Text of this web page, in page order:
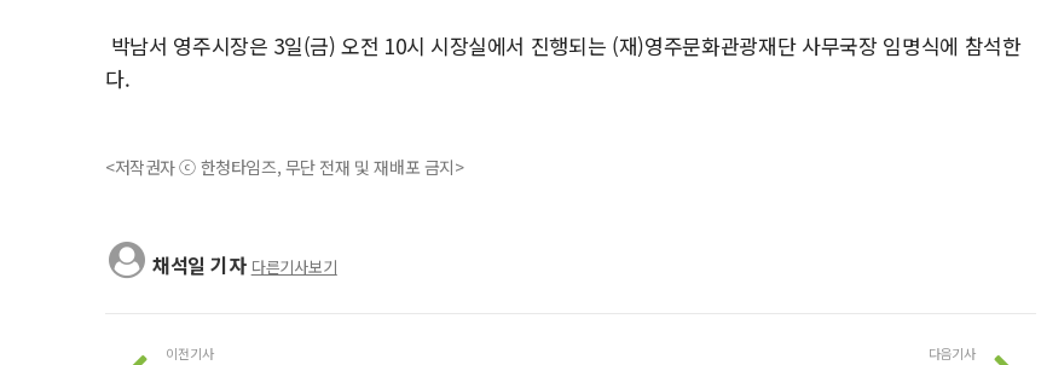
박남서 영주시장은 3일(금) 오전 10시 시장실에서 진행되는 (재)영주문화관광재단 사무국장 임명식에 참석한
다.
<저작권자 ⓒ 한청타임즈, 무단 전재 및 재배포 금지>
채석일 기자 다른기사보기
이전기사 다음기사